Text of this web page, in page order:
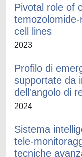
Pivotal role of
cell lines
2023
Profilo di
supportate da
dell'angolo di
2024
Sistema
tele-
tecniche